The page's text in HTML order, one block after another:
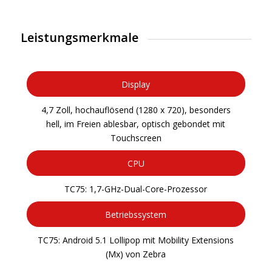
Leistungsmerkmale
Display
4,7 Zoll, hochauflösend (1280 x 720), besonders
hell, im Freien ablesbar, optisch gebondet mit
Touchscreen
CPU
TC75: 1,7-GHz-Dual-Core-Prozessor
Betriebssystem
TC75: Android 5.1 Lollipop mit Mobility Extensions
(Mx) von Zebra